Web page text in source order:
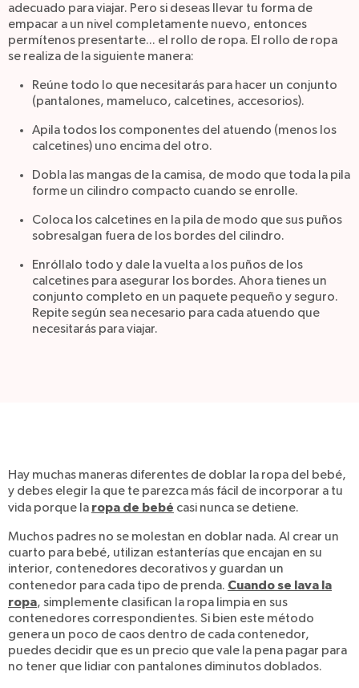
adecuado para viajar. Pero si deseas llevar tu forma de
empacar a un nivel completamente nuevo, entonces
permítenos presentarte... el rollo de ropa. El rollo de ropa
se realiza de la siguiente manera:
Reúne todo lo que necesitarás para hacer un conjunto
(pantalones, mameluco, calcetines, accesorios).
Apila todos los componentes del atuendo (menos los
calcetines) uno encima del otro.
Dobla las mangas de la camisa, de modo que toda la pila
forme un cilindro compacto cuando se enrolle.
Coloca los calcetines en la pila de modo que sus puños
sobresalgan fuera de los bordes del cilindro.
Enróllalo todo y dale la vuelta a los puños de los
calcetines para asegurar los bordes. Ahora tienes un
conjunto completo en un paquete pequeño y seguro.
Repite según sea necesario para cada atuendo que
necesitarás para viajar.
Hay muchas maneras diferentes de doblar la ropa del bebé,
y debes elegir la que te parezca más fácil de incorporar a tu
vida porque la ropa de bebé casi nunca se detiene.
Muchos padres no se molestan en doblar nada. Al crear un
cuarto para bebé, utilizan estanterías que encajan en su
interior, contenedores decorativos y guardan un
contenedor para cada tipo de prenda. Cuando se lava la
ropa, simplemente clasifican la ropa limpia en sus
contenedores correspondientes. Si bien este método
genera un poco de caos dentro de cada contenedor,
puedes decidir que es un precio que vale la pena pagar para
no tener que lidiar con pantalones diminutos doblados.